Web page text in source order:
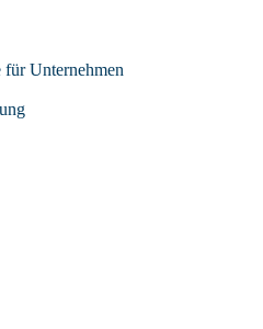
für Unternehmen